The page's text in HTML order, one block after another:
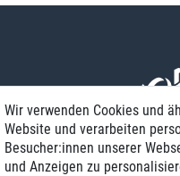
Wir verwenden Cookies und
Website und verarbeiten
Besucher:innen unserer
und Anzeigen zu